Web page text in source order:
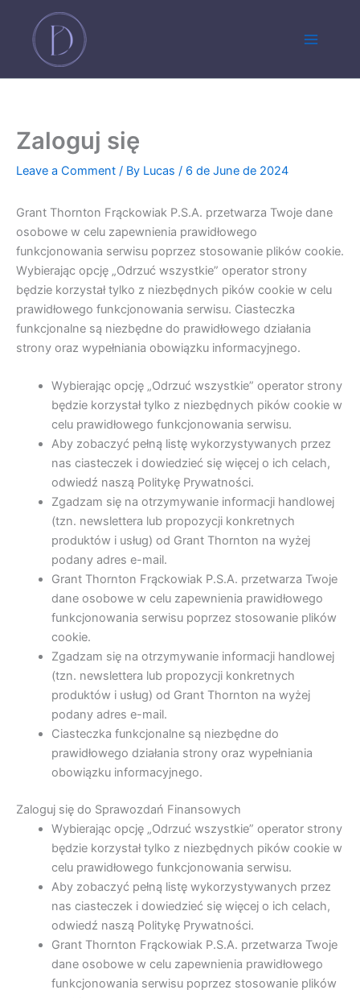
content
Menu
Zaloguj się
Leave a Comment / By Lucas / 6 de June de 2024
Grant Thornton Frąckowiak P.S.A. przetwarza Twoje dane
osobowe w celu zapewnienia prawidłowego
funkcjonowania serwisu poprzez stosowanie plików cookie.
Wybierając opcję „Odrzuć wszystkie” operator strony
będzie korzystał tylko z niezbędnych pików cookie w celu
prawidłowego funkcjonowania serwisu. Ciasteczka
funkcjonalne są niezbędne do prawidłowego działania
strony oraz wypełniania obowiązku informacyjnego.
Wybierając opcję „Odrzuć wszystkie” operator strony
będzie korzystał tylko z niezbędnych pików cookie w
celu prawidłowego funkcjonowania serwisu.
Aby zobaczyć pełną listę wykorzystywanych przez
nas ciasteczek i dowiedzieć się więcej o ich celach,
odwiedź naszą Politykę Prywatności.
Zgadzam się na otrzymywanie informacji handlowej
(tzn. newslettera lub propozycji konkretnych
produktów i usług) od Grant Thornton na wyżej
podany adres e-mail.
Grant Thornton Frąckowiak P.S.A. przetwarza Twoje
dane osobowe w celu zapewnienia prawidłowego
funkcjonowania serwisu poprzez stosowanie plików
cookie.
Zgadzam się na otrzymywanie informacji handlowej
(tzn. newslettera lub propozycji konkretnych
produktów i usług) od Grant Thornton na wyżej
podany adres e-mail.
Ciasteczka funkcjonalne są niezbędne do
prawidłowego działania strony oraz wypełniania
obowiązku informacyjnego.
Zaloguj się do Sprawozdań Finansowych
Wybierając opcję „Odrzuć wszystkie” operator strony
będzie korzystał tylko z niezbędnych pików cookie w
celu prawidłowego funkcjonowania serwisu.
Aby zobaczyć pełną listę wykorzystywanych przez
nas ciasteczek i dowiedzieć się więcej o ich celach,
odwiedź naszą Politykę Prywatności.
Grant Thornton Frąckowiak P.S.A. przetwarza Twoje
dane osobowe w celu zapewnienia prawidłowego
funkcjonowania serwisu poprzez stosowanie plików